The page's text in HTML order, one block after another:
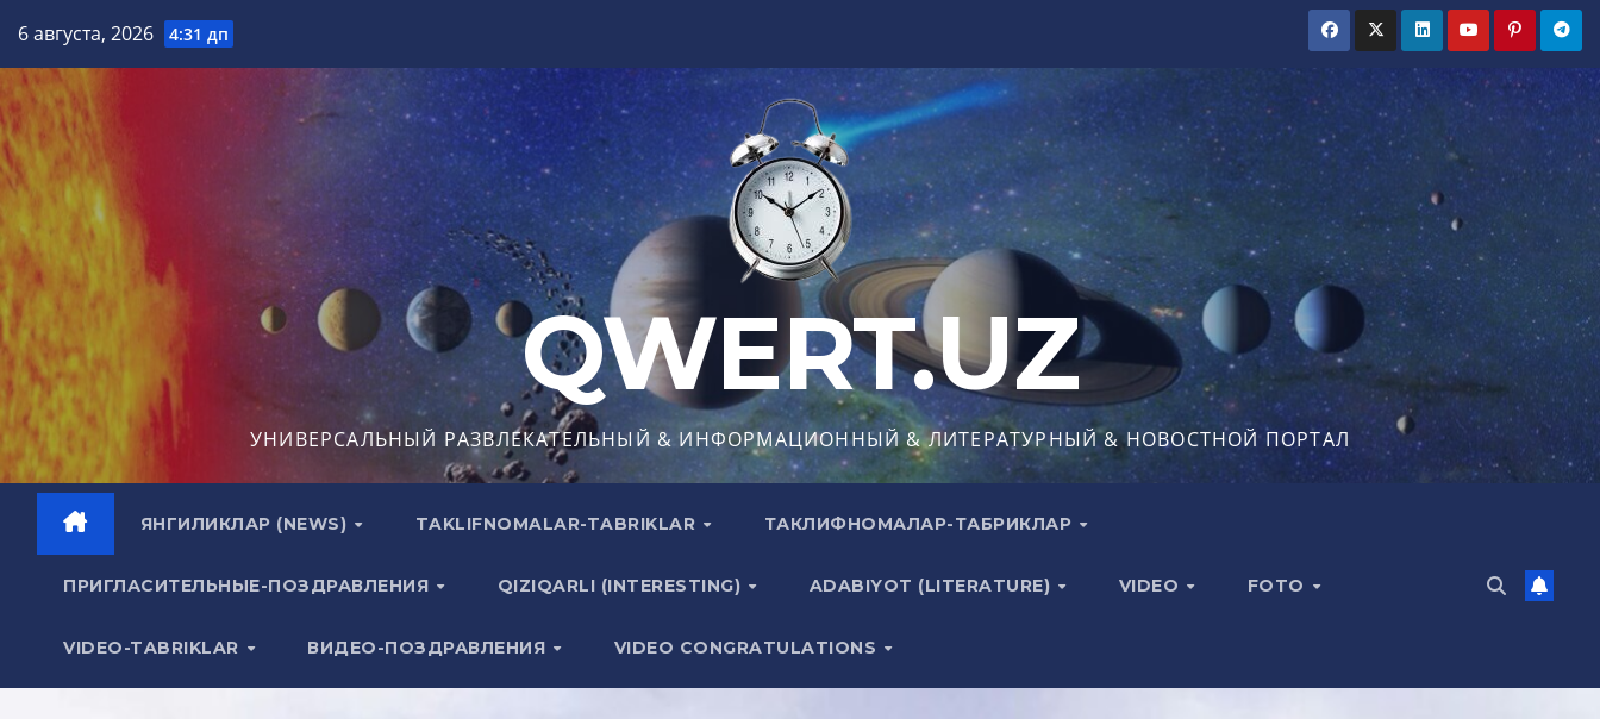
содержимому
6 августа, 2026 4:31 дп
QWERT.UZ
УНИВЕРСАЛЬНЫЙ РАЗВЛЕКАТЕЛЬНЫЙ & ИНФОРМАЦИОННЫЙ & ЛИТЕРАТУРНЫЙ & НОВОСТНОЙ ПОРТАЛ
ЯНГИЛИКЛАР (NEWS) TAKLIFNOMALAR-TABRIKLAR ТАКЛИФНОМАЛАР-ТАБРИКЛАР
ПРИГЛАСИТЕЛЬНЫЕ-ПОЗДРАВЛЕНИЯ QIZIQARLI (INTERESTING) ADABIYOT (LITERATURE) VIDEO FOTO
VIDEO-TABRIKLAR ВИДЕО-ПОЗДРАВЛЕНИЯ VIDEO CONGRATULATIONS